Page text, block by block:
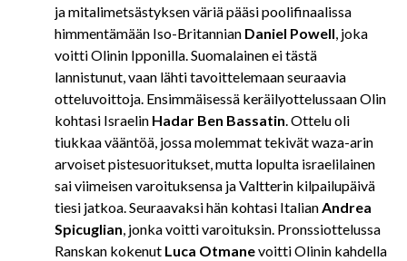
ja mitalimetsästyksen väriä pääsi poolifinaalissa
himmentämään Iso-Britannian Daniel Powell, joka
voitti Olinin Ipponilla. Suomalainen ei tästä
lannistunut, vaan lähti tavoittelemaan seuraavia
otteluvoittoja. Ensimmäisessä keräilyottelussaan Olin
kohtasi Israelin Hadar Ben Bassatin. Ottelu oli
tiukkaa vääntöä, jossa molemmat tekivät waza-arin
arvoiset pistesuoritukset, mutta lopulta israelilainen
sai viimeisen varoituksensa ja Valtterin kilpailupäivä
tiesi jatkoa. Seuraavaksi hän kohtasi ItalianAndrea
Spicuglian, jonka voitti varoituksin. Pronssiottelussa
Ranskan kokenut Luca Otmanevoitti Olinin kahdella